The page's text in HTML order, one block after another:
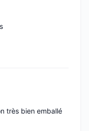
très bien emballé